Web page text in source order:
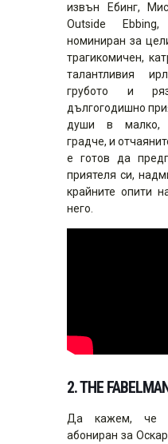
извън Ебинг,
Outside
номиниран за
трагикомичен,
талантливия
грубото и
дългогодишно
души в малко,
градче, и
е готов да
приятеля си,
крайните опити
него.
2.THE
Да кажем, че
абониран за